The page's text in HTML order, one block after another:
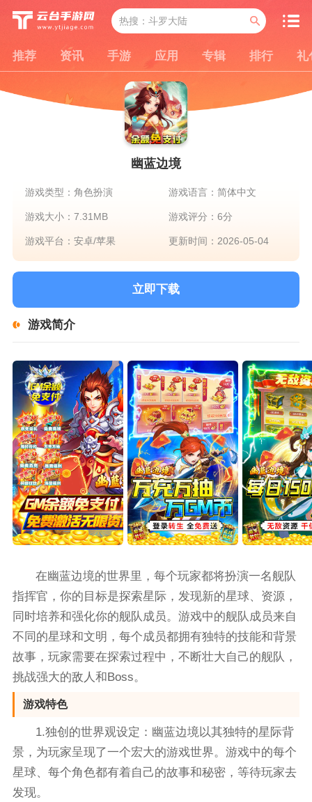
推荐 资讯 手游 应用 专辑 排行 礼
幽蓝边境
游戏类型：角色扮演 游戏语言：简体中文
游戏大小：7.31MB 游戏评分：6分
游戏平台：安卓/苹果 更新时间：2026-05-04
立即下载
游戏简介
在幽蓝边境的世界里，每个玩家都将扮演一名舰队
指挥官，你的目标是探索星际，发现新的星球、资源，
同时培养和强化你的舰队成员。游戏中的舰队成员来自
不同的星球和文明，每个成员都拥有独特的技能和背景
故事，玩家需要在探索过程中，不断壮大自己的舰队，
挑战强大的敌人和Boss。
游戏特色
1.独创的世界观设定：幽蓝边境以其独特的星际背
景，为玩家呈现了一个宏大的游戏世界。游戏中的每个
星球、每个角色都有着自己的故事和秘密，等待玩家去
发现。